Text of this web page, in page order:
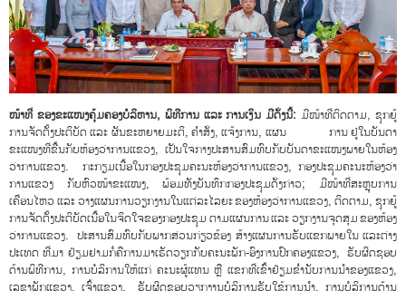
o
n
ໜ້າທີ່ ຂອງຂະແໜງຄຸ້ມຄອງບໍລິຫານ, ພິທີການ ແລະ ການເງິນ ມີດັ່ງນີ້:ມີໜ້າທີ່ຕິດຕາມ, ຊຸກຍູ້
ການຈັດຕັ້ງປະຕິບັດ ແລະ ຜັນຂະຫຍາຍມະຕິ, ຄຳສັ່ງ, ແຈ້ງການ, ແຜນ ການ ຢູ່ໃນບັນດາ
ຂະແໜງທີ່ຂື້ນກັບຫ້ອງວ່າການແຂວງ, ເປັນໃຈກາງປະສານສົມທົບກັບບັນດາຂະແໜງພາຍໃນຫ້ອງ
ວ່າການແຂວງ. ກະກຽມເນື້ອໃນກອງປະຊຸມຄະນະຫ້ອງວ່າການແຂວງ, ກອງປະຊຸມຄະນະຫ້ອງວ່າ
ການແຂວງ ກັບຫົວໜ້າຂະແໜງ, ພ້ອມທັງບັນທຶກກອງປະຊຸມດັ່ງກ່າວ; ມີໜ້າທີ່ສະຫຼຸບການ
ເຄື່ອນໄຫວ ແລະ ວາງແຜນການວຽກງານໃນແຕ່ລະໄລຍະ ຂອງຫ້ອງວ່າການແຂວງ, ຕິດຕາມ, ຊຸກຍູ້
ການຈັດຕັ້ງປະຕິບັດເນື້ອໃນຈິດໃຈຂອງກອງປະຊຸມ ຕາມແຜນການ ແລະ ວຽກງານຈຸດສຸມ ຂອງຫ້ອງ
ວ່າການແຂວງ. ປະສານສົມທົບກັບພາກສ່ວນກ່ຽວຂ້ອງ ສ້າງແຜນການຮັບແຂກພາຍໃນ ແລະຕ່າງ
ປະເທດ ທີ່ມາ ຢ້ຽມຢາມກໍ່ຄືການມາເຮັດວຽກກັບຄະນະພັກ-ອົງການປົກຄອງແຂວງ, ຮັບຜິດຊອບ
ດ້ານພິທີການ, ການບໍລິການໃຫ້ແກ່ ຄະນະຜູ້ແທນ ຫຼື ແຂກທີ່ເຂົ້າຢ້ຽມຂໍ່ານັບການນຳຂອງແຂວງ,